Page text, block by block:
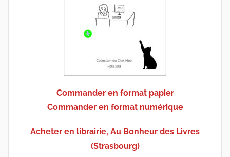
Commander en format papier
Commander en format numérique
Acheter en librairie, Au Bonheur des Livres
(Strasbourg)